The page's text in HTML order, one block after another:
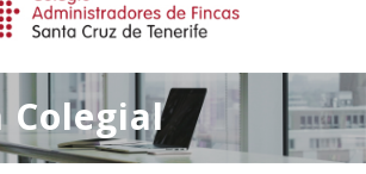
Colegial